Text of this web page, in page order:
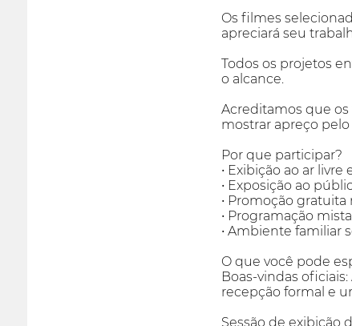
Os filmes
apreciará seu
Todos os projetos
o alcance.
Acreditamos que os
mostrar apreço
Por que participar?
• Exibição ao ar
• Exposição ao
• Promoção
• Programação
• Ambiente familiar
O que você pode
Boas-vindas
recepção formal e
Sessão de exibição